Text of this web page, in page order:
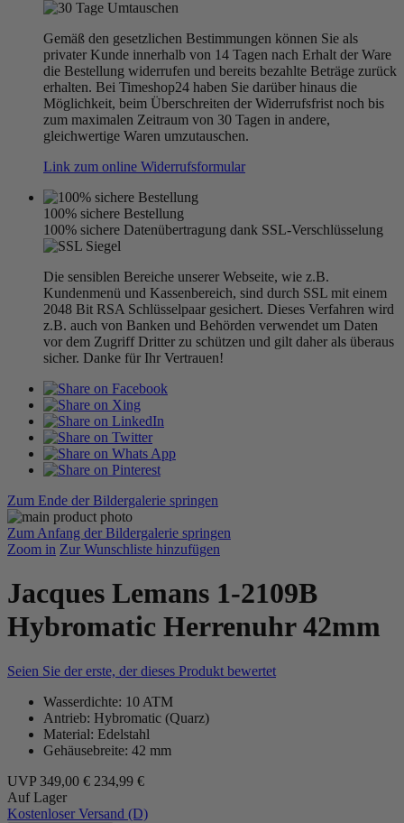
Gemäß den gesetzlichen Bestimmungen können Sie als
privater Kunde innerhalb von 14 Tagen nach Erhalt der Ware
die Bestellung widerrufen und bereits bezahlte Beträge zurück
erhalten. Bei Timeshop24 haben Sie darüber hinaus die
Möglichkeit, beim Überschreiten der Widerrufsfrist noch bis
zum maximalen Zeitraum von 30 Tagen in andere,
gleichwertige Waren umzutauschen.
Link zum online Widerrufsformular
100% sichere Bestellung
100% sichere Datenübertragung dank SSL-Verschlüsselung
Die sensiblen Bereiche unserer Webseite, wie z.B.
Kundenmenü und Kassenbereich, sind durch SSL mit einem
2048 Bit RSA Schlüsselpaar gesichert. Dieses Verfahren wird
z.B. auch von Banken und Behörden verwendet um Daten
vor dem Zugriff Dritter zu schützen und gilt daher als überaus
sicher. Danke für Ihr Vertrauen!
Zum Ende der Bildergalerie springen
Zum Anfang der Bildergalerie springen
Zoom in Zur Wunschliste hinzufügen
Jacques Lemans 1-2109B
Hybromatic Herrenuhr 42mm
Seien Sie der erste, der dieses Produkt bewertet
Wasserdichte: 10 ATM
Antrieb: Hybromatic (Quarz)
Material: Edelstahl
Gehäusebreite: 42 mm
UVP 349,00 € 234,99 €
Auf Lager
Kostenloser Versand (D)